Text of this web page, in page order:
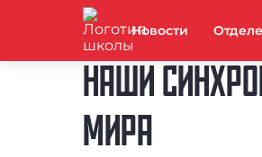
Новости
НАШИ
МИРА